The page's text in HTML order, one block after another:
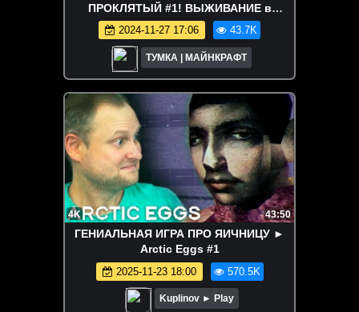
ПРОКЛЯТЫЙ #1! ВЫЖИВАНИЕ в
МАЙНКРАФТ с МОДАМИ! - ТУМКА
2024-11-27 17:06 43.7K
ТУМКА | МАЙНКРАФТ
4K 43:50
ГЕНИАЛЬНАЯ ИГРА ПРО ЯИЧНИЦУ ►
Arctic Eggs #1
2025-11-23 18:00 570.5K
Kuplinov ► Play